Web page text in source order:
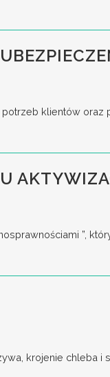
klientów oraz
”,
krojenie chleba i